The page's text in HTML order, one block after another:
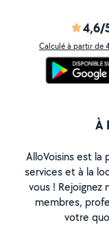
4,6/
Calculé à partir de
À
AlloVoisins est
services et à la
vous !
membres,
votre